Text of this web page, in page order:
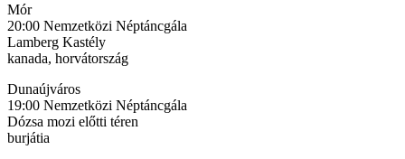
Mór
20:00 Nemzetközi Néptáncgála
Lamberg Kastély
kanada, horvátország
Dunaújváros
19:00 Nemzetközi Néptáncgála
Dózsa mozi előtti téren
burjátia